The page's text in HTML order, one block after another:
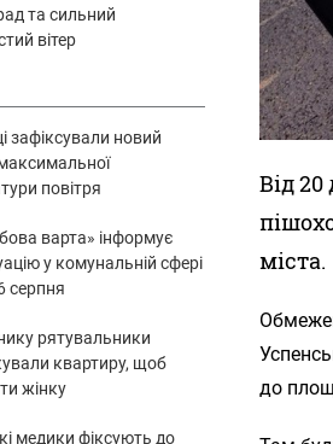
Від
міста.
до
та сильний
вітер
зафіксували новий
повітря
варта» інформує
у комунальній сфері
серпня
рятувальники
квартиру, щоб
жінку
медики фіксують до